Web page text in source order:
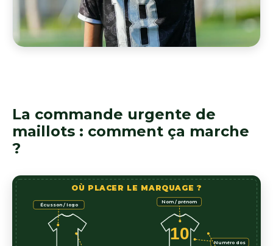
La commande urgente de
maillots : comment ça marche
?
OÙ PLACER LE MARQUAGE ?
10
Écusson / logo
Nom / prénom
Numéro dos